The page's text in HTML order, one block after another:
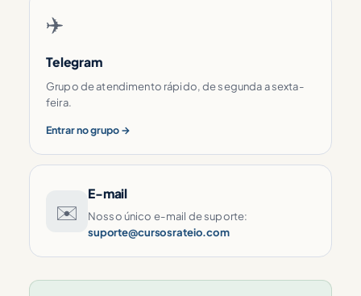
✈️
Telegram
Grupo de atendimento rápido, de segunda a sexta-
feira.
Entrar no grupo →
✉️
E-mail
Nosso único e-mail de suporte:
suporte@cursosrateio.com